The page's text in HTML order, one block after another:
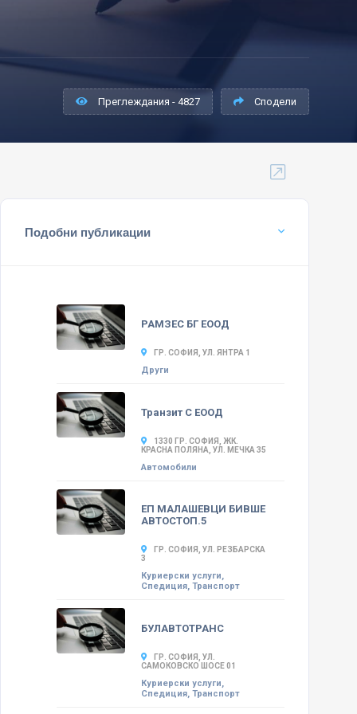
Преглеждания - 4827 Сподели
Подобни публикации
РАМЗЕС БГ ЕООД
ГР. СОФИЯ, УЛ. ЯНТРА 1
Други
Транзит С ЕООД
1330 ГР. СОФИЯ, ЖК.
КРАСНА ПОЛЯНА, УЛ. МЕЧКА 35
Автомобили
ЕП МАЛАШЕВЦИ БИВШЕ
АВТОСТОП.5
ГР. СОФИЯ, УЛ. РЕЗБАРСКА
3
Куриерски услуги,
Спедиция, Транспорт
БУЛАВТОТРАНС
ГР. СОФИЯ, УЛ.
САМОКОВСКО ШОСЕ 01
Куриерски услуги,
Спедиция, Транспорт